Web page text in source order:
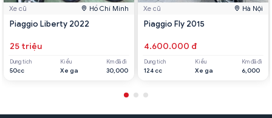
Xe cũ Hồ Chí Minh
Piaggio Liberty 2022
25 triệu
Dung tích
50cc
Kiểu
Xe ga
Km đã đi
30,000
Xe cũ Hà Nội
Piaggio Fly 2015
4.600.000 đ
Dung tích
124 cc
Kiểu
Xe ga
Km đã đi
6,000